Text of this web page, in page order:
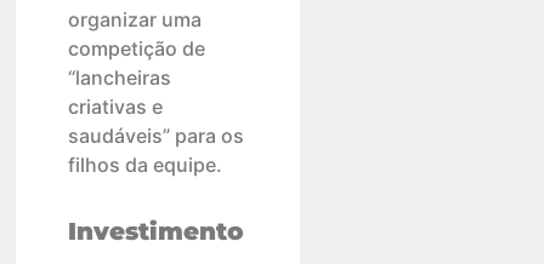
organizar uma
competição de
“lancheiras
criativas e
saudáveis” para os
filhos da equipe.
Investimento